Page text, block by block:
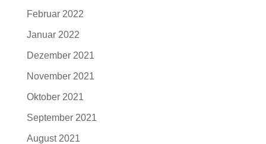
Februar 2022
Januar 2022
Dezember 2021
November 2021
Oktober 2021
September 2021
August 2021